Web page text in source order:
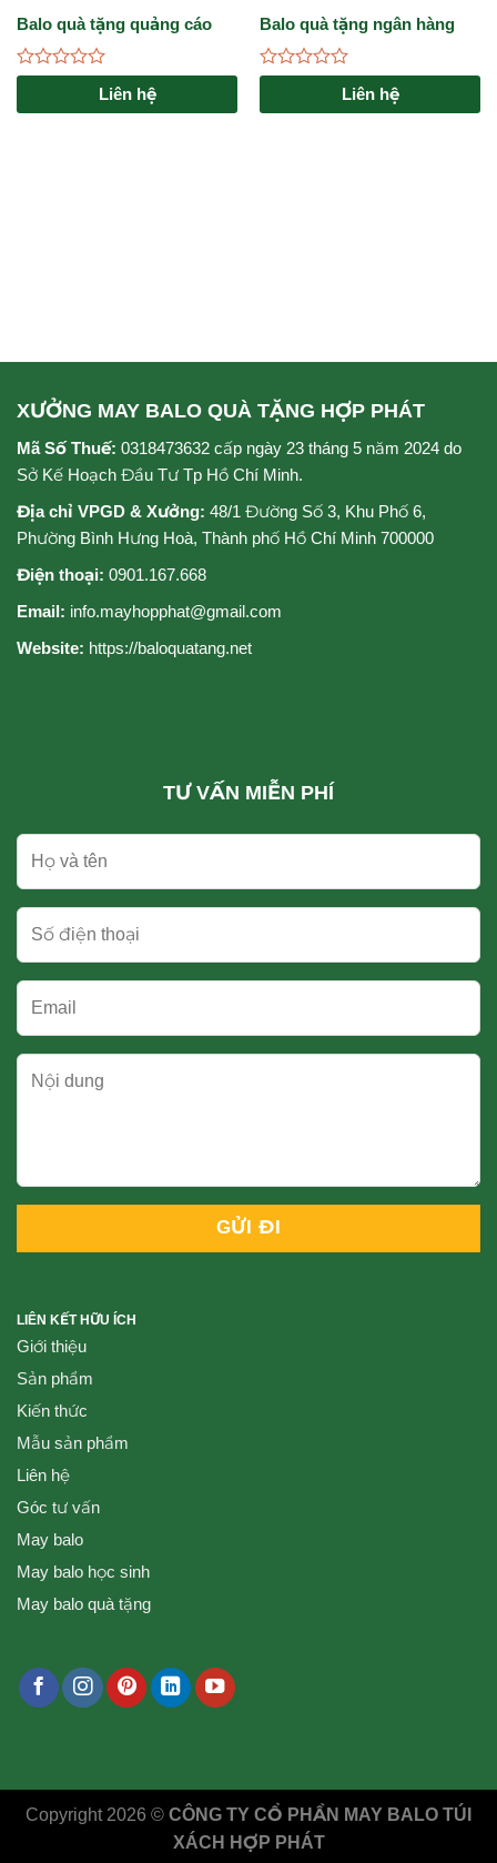
Balo quà tặng quảng cáo
Hoàn Mỹ
Được
hạng
Liên hệ
Balo quà tặng ngân hàng
BIDV
Được
hạng
Liên hệ
XƯỞNG MAY BALO QUÀ TẶNG HỢP PHÁT
Mã Số Thuế: 0318473632 cấp ngày 23 tháng 5 năm 2024 do
Sở Kế Hoạch Đầu Tư Tp Hồ Chí Minh.
Địa chỉ VPGD & Xưởng: 48/1 Đường Số 3, Khu Phố 6,
Phường Bình Hưng Hoà, Thành phố Hồ Chí Minh 700000
Điện thoại: 0901.167.668
Email: info.mayhopphat@gmail.com
Website: https://baloquatang.net
TƯ VẤN MIỄN PHÍ
LIÊN KẾT HỮU ÍCH
Giới thiệu
Sản phẩm
Kiến thức
Mẫu sản phẩm
Liên hệ
Góc tư vấn
May balo
May balo học sinh
May balo quà tặng
Copyright 2026 © CÔNG TY CỔ PHẦN MAY BALO TÚI
XÁCH HỢP PHÁT